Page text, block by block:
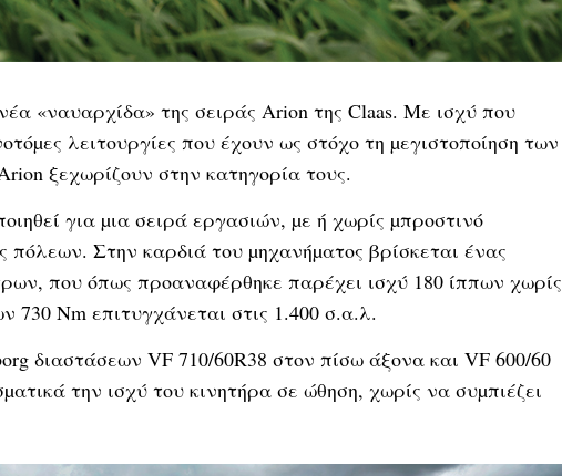
«ναυαρχίδα» της σειράς Arion της Claas. Με ισχύ που
λειτουργίες που έχουν ως στόχο τη µεγιστοποίηση των
ξεχωρίζουν στην κατηγορία τους.
για µια σειρά εργασιών, µε ή χωρίς µπροστινό
πόλεων. Στην καρδιά του µηχανήµατος βρίσκεται ένας
που όπως προαναφέρθηκε παρέχει ισχύ 180 ίππων χωρίς
Nm επιτυγχάνεται στις 1.400 σ.α.λ.
διαστάσεων VF 710/60R38 στον πίσω άξονα και VF 600/60
την ισχύ του κινητήρα σε ώθηση, χωρίς να συµπιέζει